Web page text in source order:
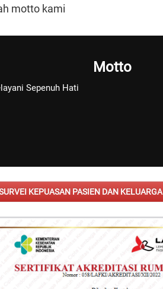
motto kami
Motto
Sepenuh Hati
KEPUASAN PASIEN DAN KELUARGA